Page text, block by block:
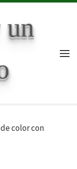
un
de color con